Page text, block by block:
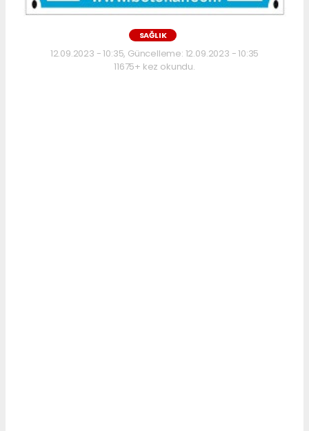
SAĞLIK
12.09.2023 - 10:35, Güncelleme: 12.09.2023 - 10:35
11675+ kez okundu.